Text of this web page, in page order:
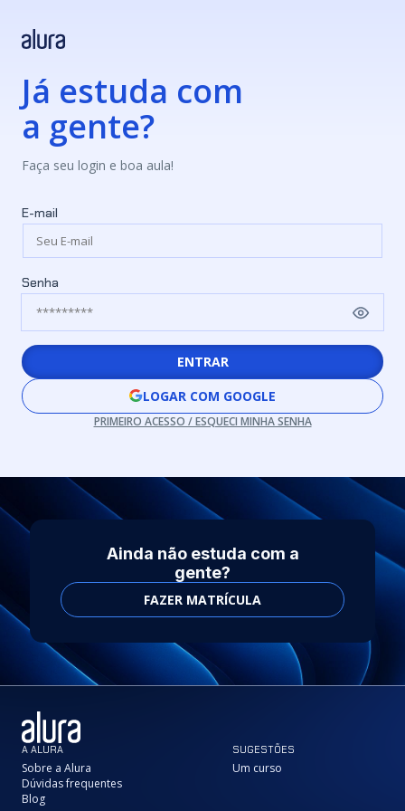
Já estuda com
a gente?
Faça seu login e boa aula!
E-mail
Senha
ENTRAR
LOGAR COM GOOGLE
PRIMEIRO ACESSO / ESQUECI MINHA SENHA
Ainda não estuda com a
gente?
FAZER MATRÍCULA
A ALURA
Sobre a Alura
Dúvidas frequentes
Blog
SUGESTÕES
Um curso